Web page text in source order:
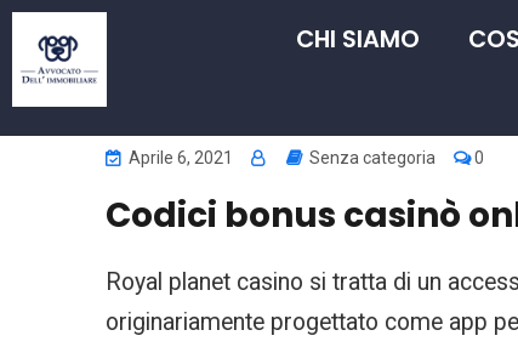
CHI SIAMO
Aprile 6, 2021 Senza categoria 0
Codici bonus casinò
Royal planet casino si tratta di un
originariamente progettato come app